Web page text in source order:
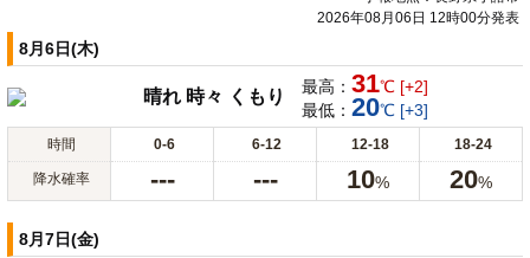
2026年08月06日 12時00分発表
8月6日(木)
晴れ 時々 くもり 最高： 31℃ [+2]
最低： 20℃ [+3]
時間 0-6 6-12 12-18 18-24
降水確率 --- --- 10% 20%
8月7日(金)